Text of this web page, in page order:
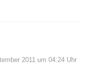
2011 um 04:24 Uhr